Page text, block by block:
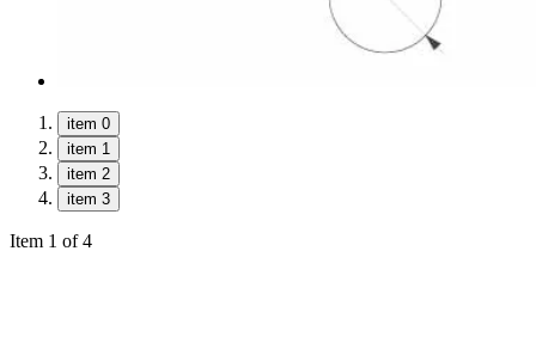
item 0
item 1
item 2
item 3
Item 1 of 4